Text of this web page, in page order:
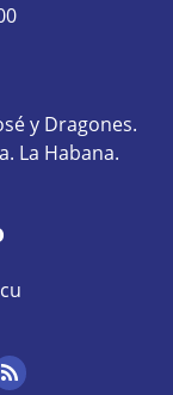
y Dragones.
La Habana.